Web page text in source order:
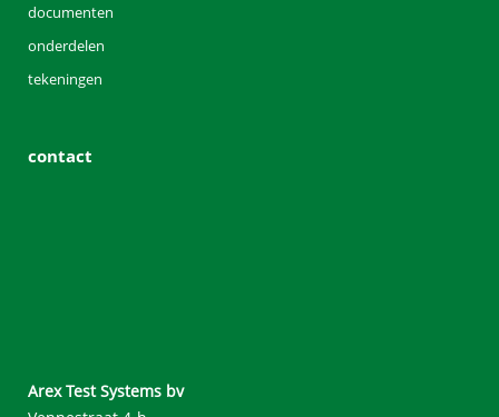
documenten
onderdelen
tekeningen
contact
Arex Test Systems bv